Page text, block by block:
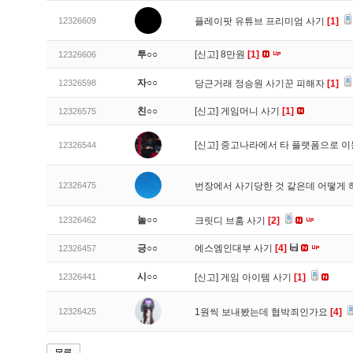
12326609 플레이팟 유튜브 프리미엄 사기 [1]
12326606 투○○ [신고] 8만원 [1]
12326598 자○○ 당근거래 정승원 사기꾼 피해자 [1]
12326575 친○○ [신고] 게임머니 사기 [1]
12326544 [신고] 중고나라에서 타 플랫폼으로 이
12326475 번장에서 사기당한 것 같은데 어떻게
12326462 놀○○ 크릿디 브훔 사기 [2]
12326457 긍○○ 에스엠인대부 사기 [4]
12326441 시○○ [신고] 게임 아이템 사기 [1]
12326425 1원씩 보내봤는데 협박죄인가요 [4]